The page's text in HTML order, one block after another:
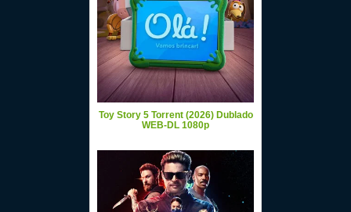
Toy Story 5 Torrent (2026) Dublado
WEB-DL 1080p